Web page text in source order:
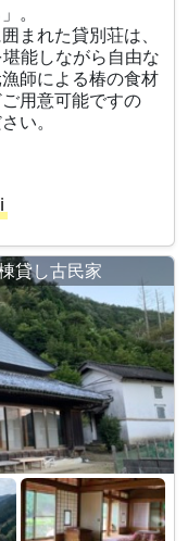
。
まれた貸別荘は、
能しながら自由な
師による椿の食材
用意可能ですの
い。
貸し古民家